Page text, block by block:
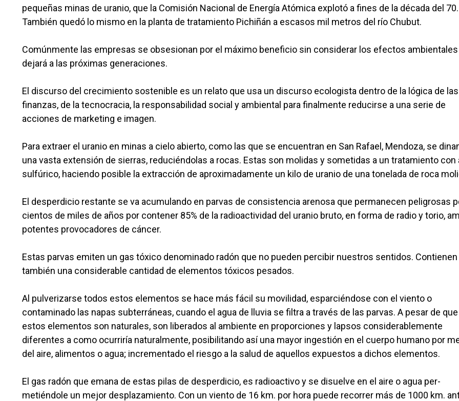
pequeñas minas de uranio, que la Comisión Nacional de Energía Atómica explotó a fines de la década del 70.
También quedó lo mismo en la planta de tratamiento Pichiñán a escasos mil metros del río Chubut.
Comúnmente las empresas se obsesionan por el máximo beneficio sin considerar los efectos ambientales
dejará a las próximas generaciones.
El discurso del crecimiento sostenible es un relato que usa un discurso ecologista dentro de la lógica de las
finanzas, de la tecnocracia, la responsabilidad social y ambiental para finalmente reducirse a una serie de
acciones de marketing e imagen.
Para extraer el uranio en minas a cielo abierto, como las que se encuentran en San Rafael, Mendoza, se
una vasta extensión de sierras, reduciéndolas a rocas. Estas son molidas y sometidas a un tratamiento con
sulfúrico, haciendo posible la extracción de aproximadamente un kilo de uranio de una tonelada de roca
El desperdicio restante se va acumulando en parvas de consistencia arenosa que permanecen peligrosas
cientos de miles de años por contener 85% de la radioactividad del uranio bruto, en forma de radio y torio,
potentes provocadores de cáncer.
Estas parvas emiten un gas tóxico denominado radón que no pueden percibir nuestros sentidos. Contienen
también una considerable cantidad de elementos tóxicos pesados.
Al pulverizarse todos estos elementos se hace más fácil su movilidad, esparciéndose con el viento o
contaminado las napas subterráneas, cuando el agua de lluvia se filtra a través de las parvas. A pesar de que
estos elementos son naturales, son liberados al ambiente en proporciones y lapsos considerablemente
diferentes a como ocurriría naturalmente, posibilitando así una mayor ingestión en el cuerpo humano por
del aire, alimentos o agua; incrementado el riesgo a la salud de aquellos expuestos a dichos elementos.
El gas radón que emana de estas pilas de desperdicio, es radioactivo y se disuelve en el aire o agua per-
metiéndole un mejor desplazamiento. Con un viento de 16 km. por hora puede recorrer más de 1000 km.